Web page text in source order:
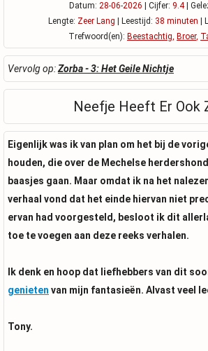
Datum: 28-06-2026 | Cijfer: 9.4|
Lengte: Zeer Lang | Leestijd: 38 minuten |
Trefwoord(en): Beestachtig, Broer,
Vervolg op:Zorba - 3: Het Geile Nichtje
Neefje Heeft Er Ook
Eigenlijk was ik van plan om het bij de
houden, die over de Mechelse
baasjes gaan. Maar omdat ik na het
verhaal vond dat het einde hiervan niet
ervan had voorgesteld, besloot ik dit
toe te voegen aan deze reeks verhalen.
Ik denk en hoop dat liefhebbers van dit
genieten van mijn fantasieën. Alvast veel
Tony.